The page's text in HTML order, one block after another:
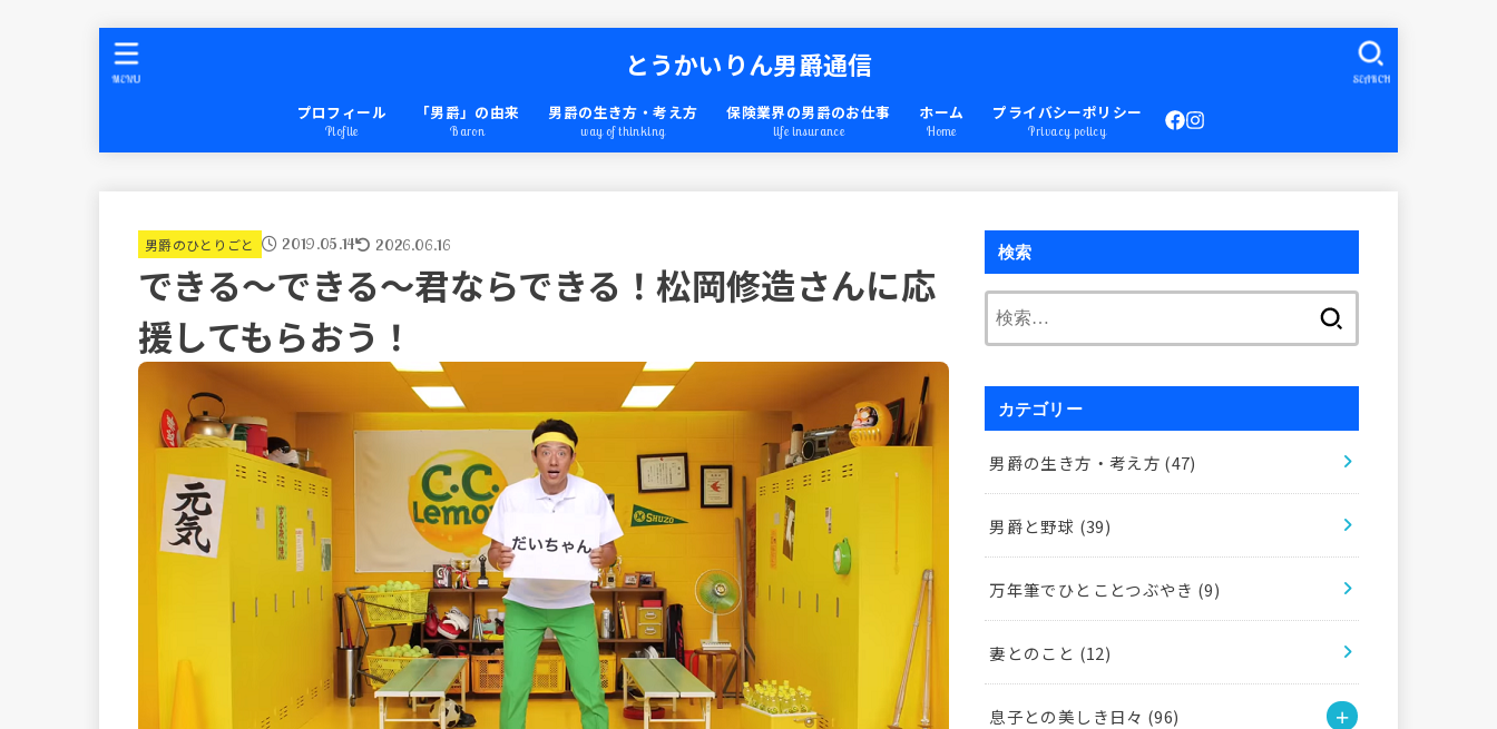
とうかいりん男爵通信
プロフィール
Plofile
「男爵」の由来
Baron
男爵の生き方・考え方
way of thinking
保険業界の男爵のお仕事
life insurance
ホーム
Home
プライバシーポリシー
Privacy policy
SEARCH
MENU
男爵のひとりごと 2019.05.14 2026.06.16
できる～できる～君ならできる！松岡修造さんに応
援してもらおう！
検索
カテゴリー
男爵の生き方・考え方 (47)
男爵と野球 (39)
万年筆でひとことつぶやき (9)
妻とのこと (12)
息子との美しき日々 (96)